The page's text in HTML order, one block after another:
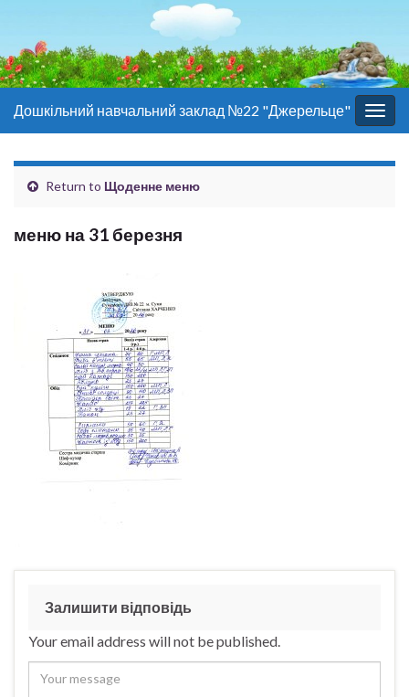
Дошкільний навчальний заклад №22 "Джерельце"
Return to Щоденне меню
меню на 31 березня
Залишити відповідь
Your email address will not be published.